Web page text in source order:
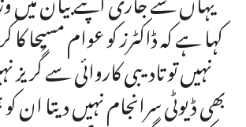
کہا ہے کہ ڈاکٹرز کو عوام مسیحا کا
نہیں تو تادیبی کاروائی سے گُریز
بھی ڈیوٹی سرانجام نہیں دیتا ان